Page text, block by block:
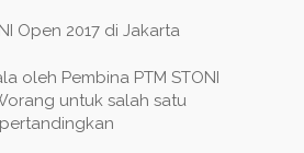
Open 2017 di Jakarta
oleh Pembina PTM STONI
untuk salah satu